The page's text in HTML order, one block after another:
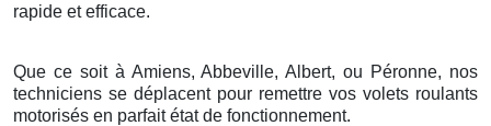
rapide et efficace.
Que ce soit à Amiens, Abbeville, Albert, ou Péronne, nos
techniciens se déplacent pour remettre vos volets roulants
motorisés en parfait état de fonctionnement.